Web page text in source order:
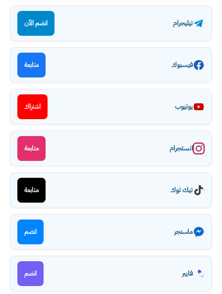
تيليجرام انضم الآن
فيسبوك متابعة
يوتيوب اشتراك
انستجرام متابعة
تيك توك متابعة
ماسنجر انضم
فايبر انضم